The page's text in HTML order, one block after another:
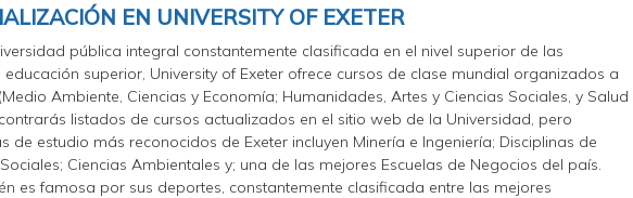
EN UNIVERSITY OF EXETER
pública integral constantemente clasificada en el nivel superior de las
superior, University of Exeter ofrece cursos de clase mundial organizados a
Ambiente, Ciencias y Economía; Humanidades, Artes y Ciencias Sociales, y Salud
listados de cursos actualizados en el sitio web de la Universidad, pero
de estudio más reconocidos de Exeter incluyen Minería e Ingeniería; Disciplinas de
Ciencias Ambientales y; una de las mejores Escuelas de Negocios del país.
es famosa por sus deportes, constantemente clasificada entre las mejores